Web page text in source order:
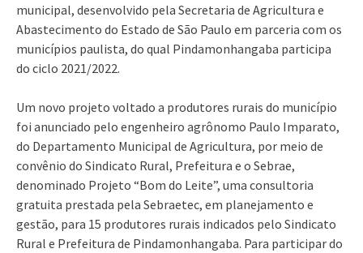
municipal, desenvolvido pela Secretaria de Agricultura e
Abastecimento do Estado de São Paulo em parceria com os
municípios paulista, do qual Pindamonhangaba participa
do ciclo 2021/2022.
Um novo projeto voltado a produtores rurais do município
foi anunciado pelo engenheiro agrônomo Paulo Imparato,
do Departamento Municipal de Agricultura, por meio de
convênio do Sindicato Rural, Prefeitura e o Sebrae,
denominado Projeto “Bom do Leite”, uma consultoria
gratuita prestada pela Sebraetec, em planejamento e
gestão, para 15 produtores rurais indicados pelo Sindicato
Rural e Prefeitura de Pindamonhangaba. Para participar do